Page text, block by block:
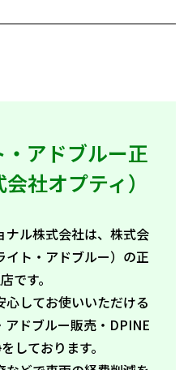
アドブルー正
社オプティ）
ナル株式会社は、株式会
ト・アドブルー）の正
です。
してお使いいただける
ドブルー販売・DPINE
しております。